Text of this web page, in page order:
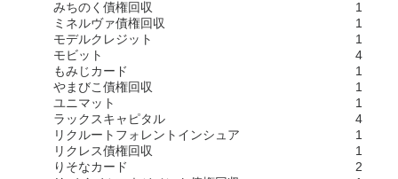
みちのく債権回収
1
ミネルヴァ債権回収
1
モデルクレジット
1
モビット
4
もみじカード
1
やまびこ債権回収
1
ユニマット
1
ラックスキャピタル
4
リクルートフォレントインシュア
1
リクレス債権回収
1
りそなカード
2